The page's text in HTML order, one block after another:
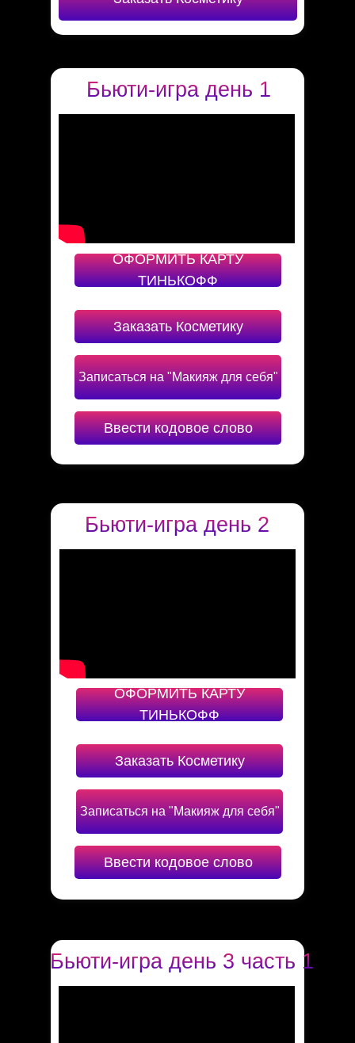
Бьюти-игра день 1
Бьюти-игра день 2
ОФОРМИТЬ КАРТУ
ТИНЬКОФФ
Записаться на "Макияж для себя"
Заказать Косметику
ОФОРМИТЬ КАРТУ
ТИНЬКОФФ
Заказать Косметику
Записаться на "Макияж для себя"
Ввести кодовое слово
Ввести кодовое слово
Бьюти-игра день 3 часть 1